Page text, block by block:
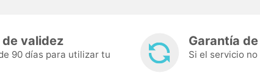
validez
90 días para utilizar tu
Garantía
Si el servicio